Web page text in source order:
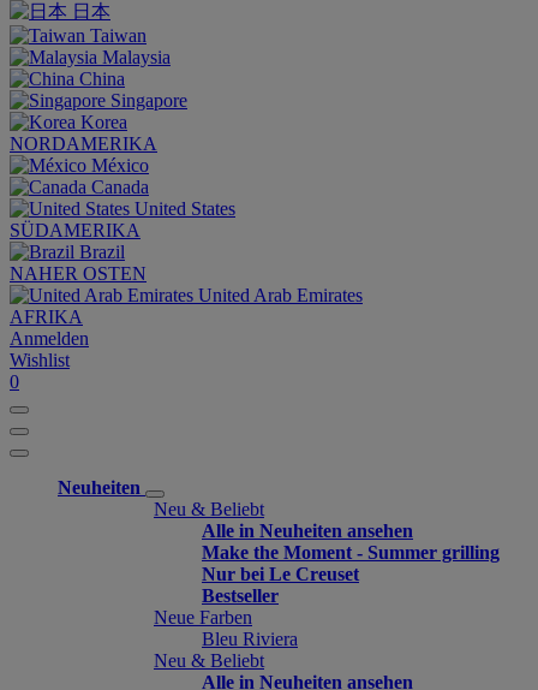
日本
Taiwan
Malaysia
China
Singapore
Korea
NORDAMERIKA
México
Canada
United States
SÜDAMERIKA
Brazil
NAHER OSTEN
United Arab Emirates
AFRIKA
Anmelden
Wishlist
0
Neuheiten
Neu & Beliebt
Alle in Neuheiten ansehen
Make the Moment - Summer grilling
Nur bei Le Creuset
Bestseller
Neue Farben
Bleu Riviera
Neu & Beliebt
Alle in Neuheiten ansehen